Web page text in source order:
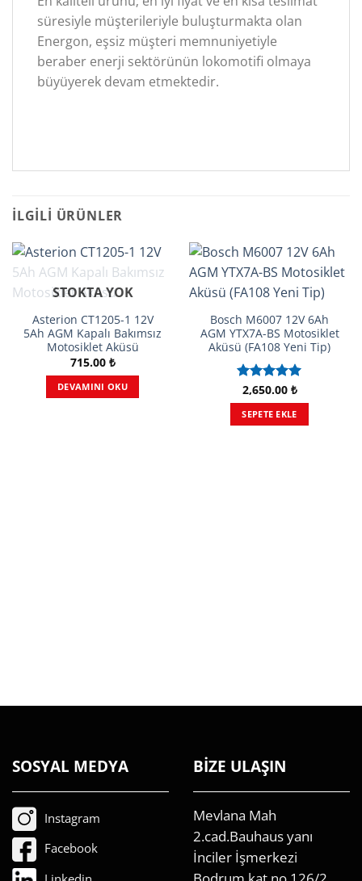
süresiyle müşterileriyle buluşturmakta olan
Energon, eşsiz müşteri memnuniyetiyle
beraber enerji sektörünün lokomotifi olmaya
büyüyerek devam etmektedir.
İLGILI ÜRÜNLER
STOKTA YOK
Asterion CT1205-1 12V
5Ah AGM Kapalı Bakımsız
Motosiklet Aküsü
715.00 ₺
DEVAMINI OKU
Bosch M6007 12V 6Ah
AGM YTX7A-BS Motosiklet
Aküsü (FA108 Yeni Tip)
5 üzerinden
5.00oy
aldı
2,650.00 ₺
SEPETE EKLE
SOSYAL MEDYA
Instagram
Facebook
BİZE ULAŞIN
Mevlana Mah
2.cad.Bauhaus yanı
İnciler İşmerkezi